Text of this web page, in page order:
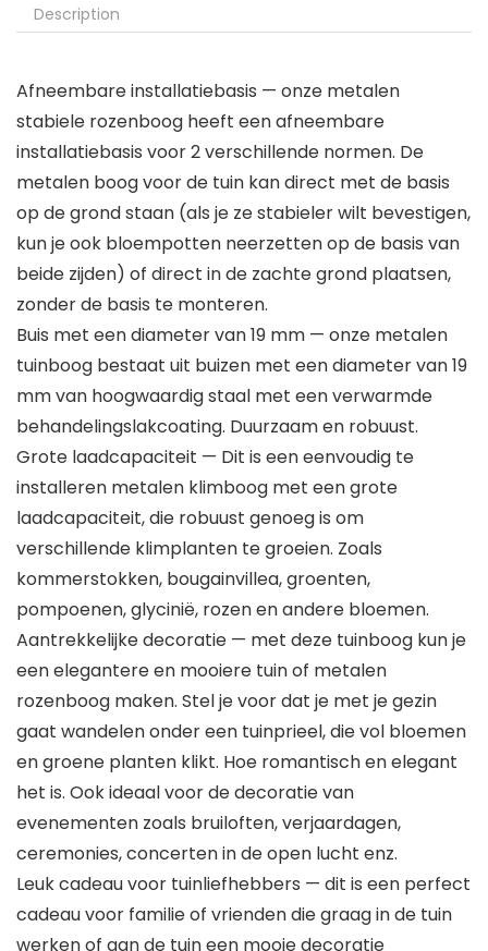
Description
Afneembare installatiebasis — onze metalen
stabiele rozenboog heeft een afneembare
installatiebasis voor 2 verschillende normen. De
metalen boog voor de tuin kan direct met de basis
op de grond staan (als je ze stabieler wilt bevestigen,
kun je ook bloempotten neerzetten op de basis van
beide zijden) of direct in de zachte grond plaatsen,
zonder de basis te monteren.
Buis met een diameter van 19 mm — onze metalen
tuinboog bestaat uit buizen met een diameter van 19
mm van hoogwaardig staal met een verwarmde
behandelingslakcoating. Duurzaam en robuust.
Grote laadcapaciteit — Dit is een eenvoudig te
installeren metalen klimboog met een grote
laadcapaciteit, die robuust genoeg is om
verschillende klimplanten te groeien. Zoals
kommerstokken, bougainvillea, groenten,
pompoenen, glycinië, rozen en andere bloemen.
Aantrekkelijke decoratie — met deze tuinboog kun je
een elegantere en mooiere tuin of metalen
rozenboog maken. Stel je voor dat je met je gezin
gaat wandelen onder een tuinprieel, die vol bloemen
en groene planten klikt. Hoe romantisch en elegant
het is. Ook ideaal voor de decoratie van
evenementen zoals bruiloften, verjaardagen,
ceremonies, concerten in de open lucht enz.
Leuk cadeau voor tuinliefhebbers — dit is een perfect
cadeau voor familie of vrienden die graag in de tuin
werken of aan de tuin een mooie decoratie